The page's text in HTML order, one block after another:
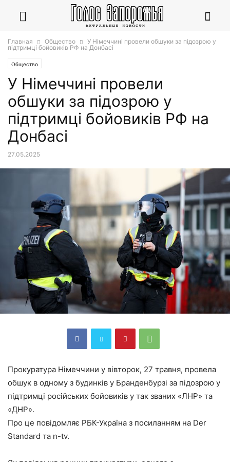
Главная Общество
У Німеччині провели обшуки за підозрою у
підтримці бойовиків РФ на Донбасі
Общество
У Німеччині провели
обшуки за підозрою у
підтримці бойовиків РФ на
Донбасі
27.05.2025
Прокуратура Німеччини у вівторок, 27 травня, провела
обшук в одному з будинків у Бранденбурзі за підозрою у
підтримці російських бойовиків у так званих «ЛНР» та
«ДНР».
Про це повідомляє РБК-Україна з посиланням на Der
Standard та n-tv.